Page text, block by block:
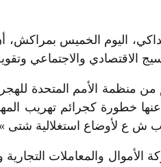
اليوم الخميس
الاقتصادي والاجتماعي
من منظمة الأمم المتحدة
خطورة كجرائم تهريب
ب ش ع لأوضاع استغلالية شتى
والمعاملات التجارية